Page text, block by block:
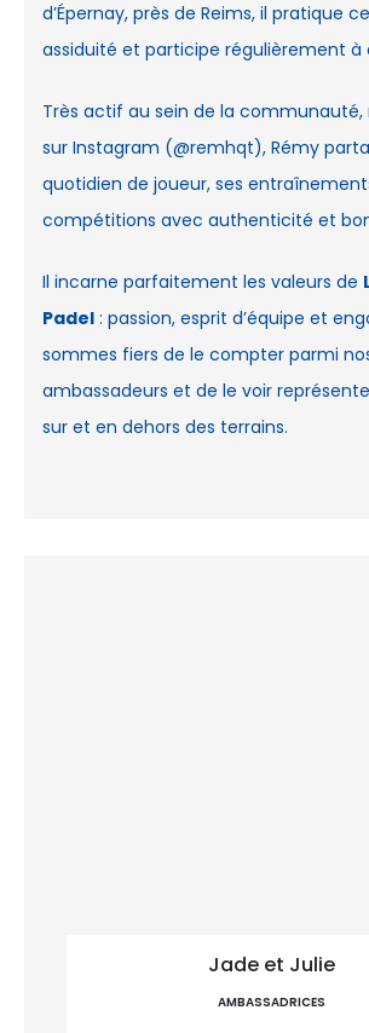
d’Épernay, près de Reims, il pratique
assiduité et participe régulièrement à
Très actif au sein de la
sur Instagram (@remhqt), Rémy
quotidien de joueur, ses
compétitions avec authenticité et
Il incarne parfaitement les valeurs de
Padel : passion, esprit d’équipe et
sommes fiers de le compter parmi
ambassadeurs et de le voir
sur et en dehors des terrains.
Jade et Julie
AMBASSADRICES